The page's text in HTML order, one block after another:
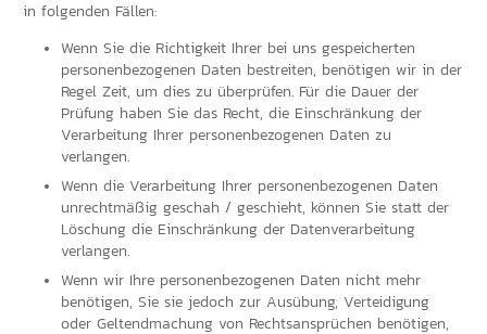
in folgenden Fällen:
Wenn Sie die Richtigkeit Ihrer bei uns gespeicherten
personenbezogenen Daten bestreiten, benötigen wir in der
Regel Zeit, um dies zu überprüfen. Für die Dauer der
Prüfung haben Sie das Recht, die Einschränkung der
Verarbeitung Ihrer personenbezogenen Daten zu
verlangen.
Wenn die Verarbeitung Ihrer personenbezogenen Daten
unrechtmäßig geschah / geschieht, können Sie statt der
Löschung die Einschränkung der Datenverarbeitung
verlangen.
Wenn wir Ihre personenbezogenen Daten nicht mehr
benötigen, Sie sie jedoch zur Ausübung, Verteidigung
oder Geltendmachung von Rechtsansprüchen benötigen,